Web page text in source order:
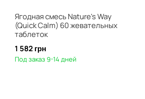
Ягодная смесь Nature's Way
(Quick Calm) 60 жевательных
таблеток
1 582 грн
Под заказ 9-14 дней